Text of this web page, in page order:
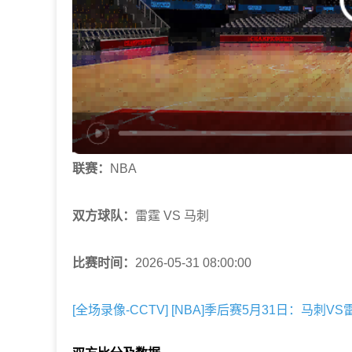
联赛： NBA
双方球队： 雷霆 VS 马刺
比赛时间： 2026-05-31 08:00:00
[全场录像-CCTV] [NBA]季后赛5月31日：马刺VS